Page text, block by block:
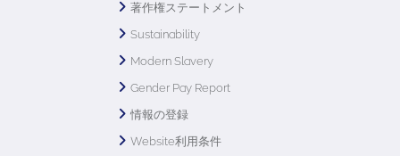
著作権ステートメント
Sustainability
Modern Slavery
Gender Pay Report
情報の登録
Website利用条件